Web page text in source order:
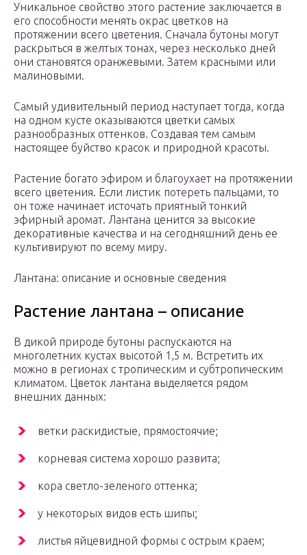
Уникальное свойство этого растение заключается в
его способности менять окрас цветков на
протяжении всего цветения. Сначала бутоны могут
раскрыться в желтых тонах, через несколько дней
они становятся оранжевыми. Затем красными или
малиновыми.
Самый удивительный период наступает тогда, когда
на одном кусте оказываются цветки самых
разнообразных оттенков. Создавая тем самым
настоящее буйство красок и природной красоты.
Растение богато эфиром и благоухает на протяжении
всего цветения. Если листик потереть пальцами, то
он тоже начинает источать приятный тонкий
эфирный аромат. Лантана ценится за высокие
декоративные качества и на сегодняшний день ее
культивируют по всему миру.
Лантана: описание и основные сведения
Растение лантана – описание
В дикой природе бутоны распускаются на
многолетних кустах высотой 1,5 м. Встретить их
можно в регионах с тропическим и субтропическим
климатом. Цветок лантана выделяется рядом
внешних данных:
ветки раскидистые, прямостоячие;
корневая система хорошо развита;
кора светло-зеленого оттенка;
у некоторых видов есть шипы;
листья яйцевидной формы с острым краем;